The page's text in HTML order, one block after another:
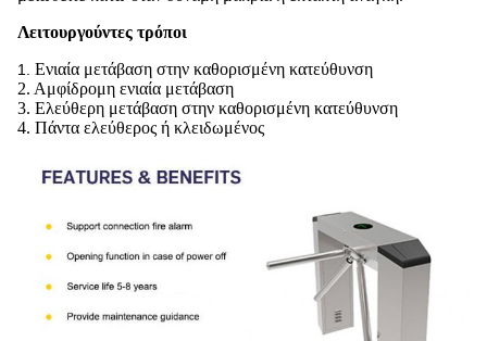
Λειτουργούντες τρόποι
1. Ενιαία μετάβαση στην καθορισμένη κατεύθυνση
2. Αμφίδρομη ενιαία μετάβαση
3. Ελεύθερη μετάβαση στην καθορισμένη κατεύθυνση
4. Πάντα ελεύθερος ή κλειδωμένος